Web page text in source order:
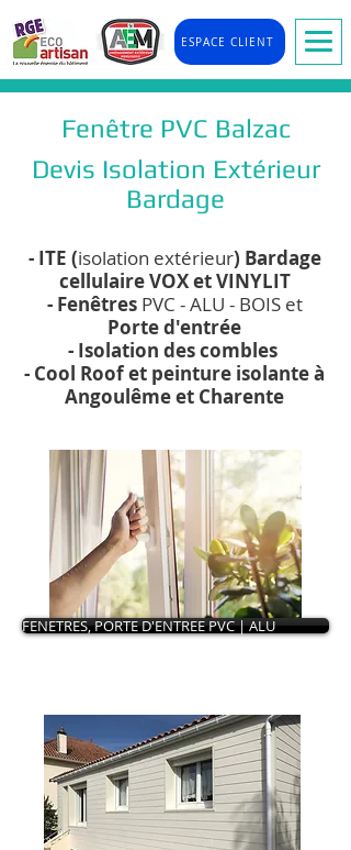
ESPACE CLIENT
Fenêtre PVC Balzac
Devis Isolation Extérieur
Bardage
- ITE (isolation extérieur) Bardage​
cellulaire VOX et VINYLIT
- Fenêtres PVC - ALU - BOIS et
Porte d'entrée
- Isolation des combles
- Cool Roof et peinture isolante à
Angoulême et Charente
FENETRES, PORTE D'ENTREE PVC | ALU